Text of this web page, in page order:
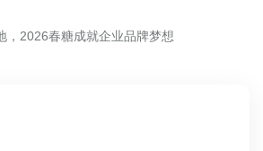
，2026春糖成就企业品牌梦想